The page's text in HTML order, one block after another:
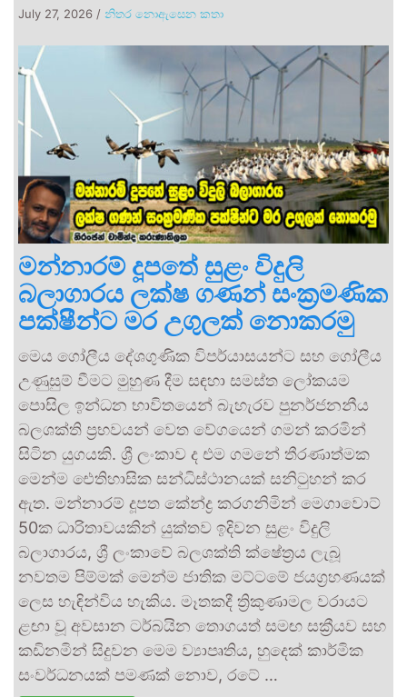
July 27, 2026 / නිතර නොඇසෙන කතා
මන්නාරම් දූපතේ සුළං විදුලි
බලාගාරය ලක්ෂ ගණන් සංක්‍රමණික
පක්ෂීන්ට මර උගුලක් නොකරමු
මෙය ගෝලීය දේශගුණික විපර්යාසයන්ට සහ ගෝලීය
උණුසුම් වීමට මුහුණ දීම සඳහා සමස්ත ලෝකයම
පොසිල ඉන්ධන භාවිතයෙන් බැහැරව පුනර්ජනනීය
බලශක්ති ප්‍රභවයන් වෙත වේගයෙන් ගමන් කරමින්
සිටින යුගයකි. ශ්‍රී ලංකාව ද එම ගමනේ තීරණාත්මක
මෙන්ම ඓතිහාසික සන්ධිස්ථානයක් සනිටුහන් කර
ඇත. මන්නාරම් දූපත කේන්ද්‍ර කරගනිමින් මෙගාවොට්
50ක ධාරිතාවයකින් යුක්තව ඉදිවන සුළං විදුලි
බලාගාරය, ශ්‍රී ලංකාවේ බලශක්ති ක්ෂේත්‍රය ලැබූ
නවතම පිම්මක් මෙන්ම ජාතික මට්ටමේ ජයග්‍රහණයක්
ලෙස හැඳින්විය හැකිය. මෑතකදී ත්‍රිකුණාමල වරායට
ළඟා වූ අවසාන ටර්බයින තොගයත් සමඟ සක්‍රීයව සහ
කඩිනමින් සිදුවන මෙම ව්‍යාපෘතිය, හුදෙක් කාර්මික
සංවර්ධනයක් පමණක් නොව, රටේ …